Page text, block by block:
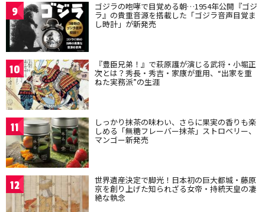
9 ゴジラの咆哮で目覚める朝…1954年公開『ゴジ
ラ』の貴重音源を搭載した「ゴジラ音声目覚ま
し時計」が新発売
10 『豊臣兄弟！』で萩原護が演じる武将・小堀正
次とは？秀長・秀吉・家康が重用、“出家を重
ねた実務派”の生涯
11 しっかり抹茶の味わい、さらに果実の香りも楽
しめる「無糖フレーバー抹茶」ストロベリー、
マンゴー新発売
12 世界遺産決定で脚光！日本初の巨大都城・藤原
京を創り上げた知られざる女帝・持統天皇の凄
絶な執念